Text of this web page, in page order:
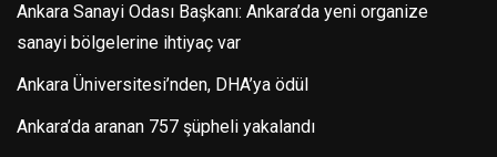
Ankara Sanayi Odası Başkanı: Ankara’da yeni organize
sanayi bölgelerine ihtiyaç var
Ankara Üniversitesi’nden, DHA’ya ödül
Ankara’da aranan 757 şüpheli yakalandı